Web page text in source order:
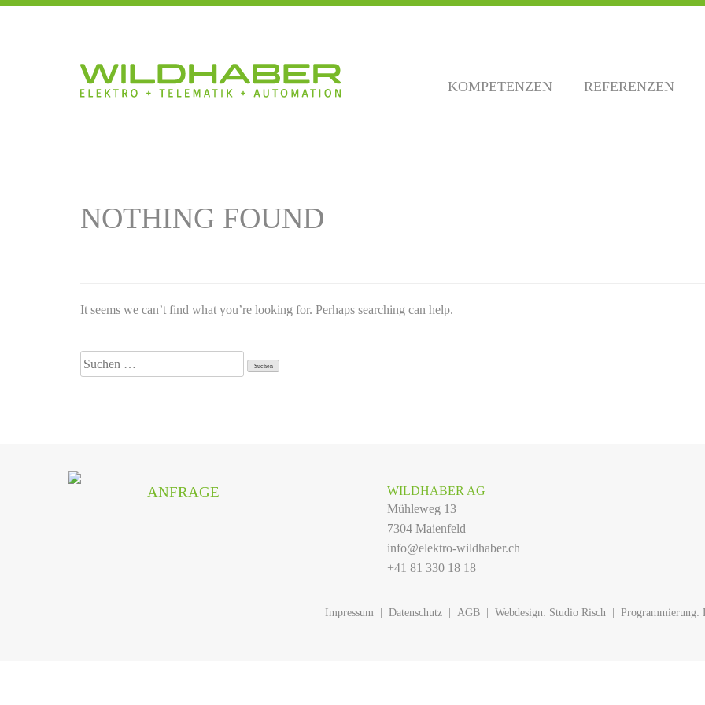
KOMPETENZEN REFERENZEN
NOTHING FOUND
It seems we can’t find what you’re looking for. Perhaps searching can help.
Suchen
nach:
ANFRAGE
WILDHABER AG
Mühleweg 13
7304 Maienfeld
info@elektro-wildhaber.ch
+41 81 330 18 18
Impressum Datenschutz AGB Webdesign: Studio Risch Programmierung: